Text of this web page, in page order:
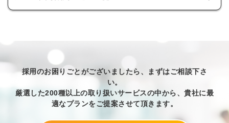
採用のお困りごとがございましたら、まずはご相談下さ
い。
厳選した200種以上の取り扱いサービスの中から、貴社に最
適なプランをご提案させて頂きます。